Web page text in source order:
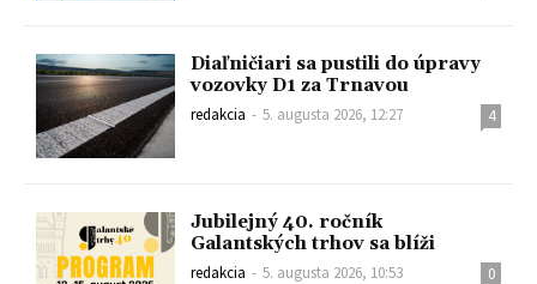
Diaľničiari sa pustili do úpravy
vozovky D1 za Trnavou
redakcia - 5. augusta 2026, 12:27 4
Jubilejný 40. ročník
Galantských trhov sa blíži
redakcia - 5. augusta 2026, 10:53 0